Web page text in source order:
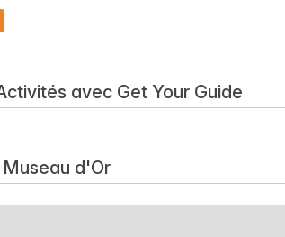
avec Get Your Guide
d'Or